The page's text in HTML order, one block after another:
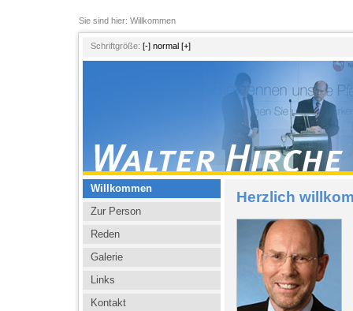
Sie sind hier: Willkommen
Schriftgröße: [-] normal [+]
Willkommen
Zur Person
Reden
Galerie
Links
Kontakt
Herzlich